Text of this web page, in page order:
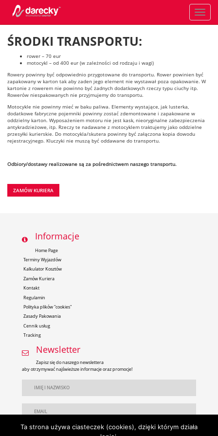
Toggle
ŚRODKI TRANSPORTU:
rower – 70 eur
motocykl – od 400 eur (w zależności od rodzaju i wagi)
Rowery powinny być odpowiednio przygotowane do transportu. Rower powinien być
zapakowany w karton tak aby zaden jego element nie wystawał poza opakowanie. W
kartonie z rowerem nie powinno być żadnych dodatkowych rzeczy typu ciuchy itp.
Rowerów niespakowanych nie przyjmujemy do transportu.
Motocykle nie powinny mieć w baku paliwa. Elementy wystające, jak lusterka,
dodatkowe fabryczne pojemniki powinny zostać zdemontowane i zapakowane w
oddzielny karton. Wyposażeniem motoru nie jest kask, nieoryginalne zabezpieczenia
antykradzieżowe, itp. Rzeczy te nadawane z motocyklem traktujemy jako oddzielne
przesyłki kurierskie. Do motocykla/skutera powinny być załączona kopia dowodu
rejestracyjnego. Kluczyki nie muszą być oddawane do transportu.
Odbiory/dostawy realizowane są za pośrednictwem naszego transportu.
ZAMÓW KURIERA
Informacje
Home Page
Terminy Wyjazdów
Kalkulator Kosztów
Zamów Kuriera
Kontakt
Regulamin
Polityka plików "cookies"
Zasady Pakowania
Cennik usług
Tracking
Newsletter
Zapisz się do naszego newslettera
aby otrzymywać najświeższe informacje oraz promocje!
Ta strona używa ciasteczek (cookies), dzięki którym działa